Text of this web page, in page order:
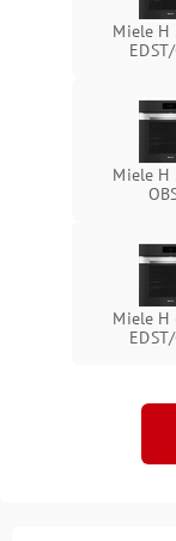
Miele H
Miele H
Miele H